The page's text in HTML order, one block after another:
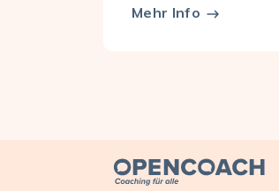
Mehr Info
Open Coach